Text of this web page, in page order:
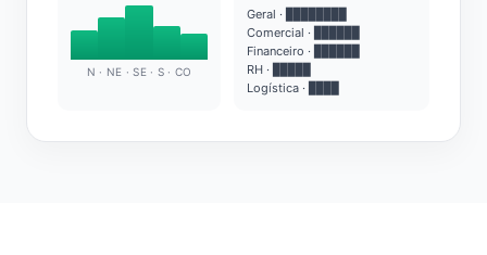
N · NE · SE · S · CO
Geral · ████████
Comercial · ██████
Financeiro · ██████
RH · █████
Logística · ████